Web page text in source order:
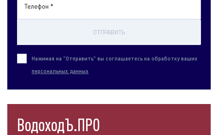
Телефон *
ОТПРАВИТЬ
Нажимая на "Отправить" вы соглашаетесь на обработку ваших
персональных данных
ВодоходЪ.ПРО